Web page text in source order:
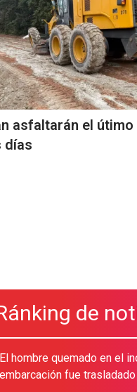
asfaltarán el
días
de
El hombre quemado en el
embarcación fue trasladado